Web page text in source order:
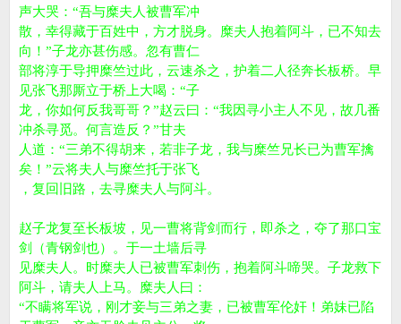
声大哭：“吾与糜夫人被曹军冲
散，幸得藏于百姓中，方才脱身。糜夫人抱着阿斗，已不知去
向！”子龙亦甚伤感。忽有曹仁
部将淳于导押糜竺过此，云速杀之，护着二人径奔长板桥。早
见张飞那厮立于桥上大喝：“子
龙，你如何反我哥哥？”赵云曰：“我因寻小主人不见，故几番
冲杀寻觅。何言造反？”甘夫
人道：“三弟不得胡来，若非子龙，我与糜竺兄长已为曹军擒
矣！”云将夫人与糜竺托于张飞
，复回旧路，去寻糜夫人与阿斗。
赵子龙复至长板坡，见一曹将背剑而行，即杀之，夺了那口宝
剑（青钢剑也）。于一土墙后寻
见糜夫人。时糜夫人已被曹军刺伤，抱着阿斗啼哭。子龙救下
阿斗，请夫人上马。糜夫人曰：
“不瞒将军说，刚才妾与三弟之妻，已被曹军伦奸！弟妹已陷